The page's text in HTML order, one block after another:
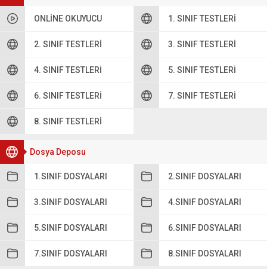
ONLINE OKUYUCU 1. SINIF TESTLERI
2. SINIF TESTLERI 3. SINIF TESTLERI
4. SINIF TESTLERI 5. SINIF TESTLERI
6. SINIF TESTLERI 7. SINIF TESTLERI
8. SINIF TESTLERI
Dosya Deposu
1.SINIF DOSYALARI 2.SINIF DOSYALARI
3.SINIF DOSYALARI 4.SINIF DOSYALARI
5.SINIF DOSYALARI 6.SINIF DOSYALARI
7.SINIF DOSYALARI 8.SINIF DOSYALARI